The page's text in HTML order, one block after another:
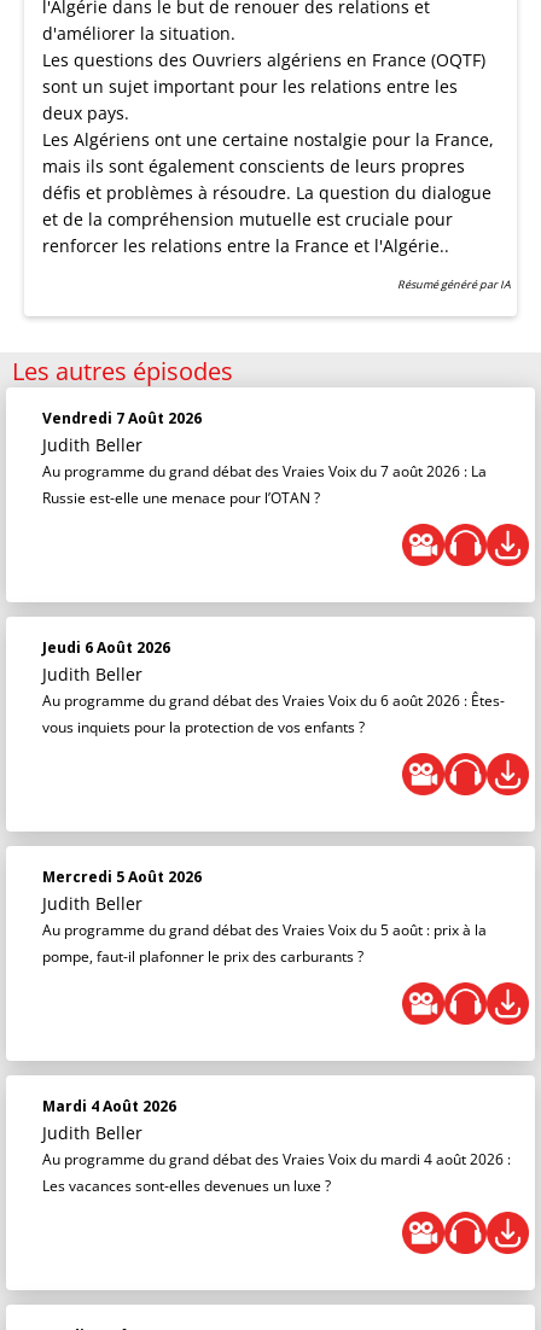
l'Algérie dans le but de renouer des relations et
d'améliorer la situation.
Les questions des Ouvriers algériens en France (OQTF)
sont un sujet important pour les relations entre les
deux pays.
Les Algériens ont une certaine nostalgie pour la France,
mais ils sont également conscients de leurs propres
défis et problèmes à résoudre. La question du dialogue
et de la compréhension mutuelle est cruciale pour
renforcer les relations entre la France et l'Algérie..
Résumé généré par IA
Les autres épisodes
Vendredi 7 Août 2026
Judith Beller
Au programme du grand débat des Vraies Voix du 7 août 2026 : La
Russie est-elle une menace pour l’OTAN ?
Jeudi 6 Août 2026
Judith Beller
Au programme du grand débat des Vraies Voix du 6 août 2026 : Êtes-
vous inquiets pour la protection de vos enfants ?
Mercredi 5 Août 2026
Judith Beller
Au programme du grand débat des Vraies Voix du 5 août : prix à la
pompe, faut-il plafonner le prix des carburants ?
Mardi 4 Août 2026
Judith Beller
Au programme du grand débat des Vraies Voix du mardi 4 août 2026 :
Les vacances sont-elles devenues un luxe ?